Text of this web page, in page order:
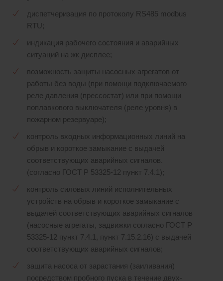
диспетчеризация по протоколу RS485 modbus
RTU;
индикация рабочего состояния и аварийных
ситуаций на жк дисплее;
возможность защиты насосных агрегатов от
работы без воды (при помощи подключаемого
реле давления (прессостат) или при помощи
поплавкового выключателя (реле уровня) в
пожарном резервуаре);
контроль входных информационных линий на
обрыв и короткое замыкание с выдачей
соответствующих аварийных сигналов.
(согласно ГОСТ Р 53325-12 пункт 7.4.1);
контроль силовых линий исполнительных
устройств на обрыв и короткое замыкание с
выдачей соответствующих аварийных сигналов
(насосные агрегаты, задвижки согласно ГОСТ Р
53325-12 пункт 7.4.1, пункт 7.15.2.16) с выдачей
соответствующих аварийных сигналов;
защита насоса от зарастания (заиливания)
посредством пробного пуска в течение двух-